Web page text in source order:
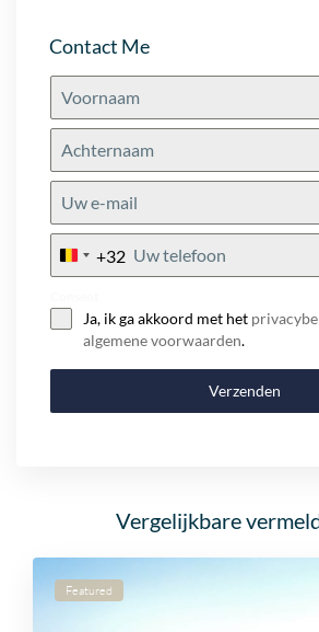
Contact Me
Belgium
+32
Ja, ik ga akkoord met het
algemene voorwaarden.
Verzenden
Vergelijkbare
Featured